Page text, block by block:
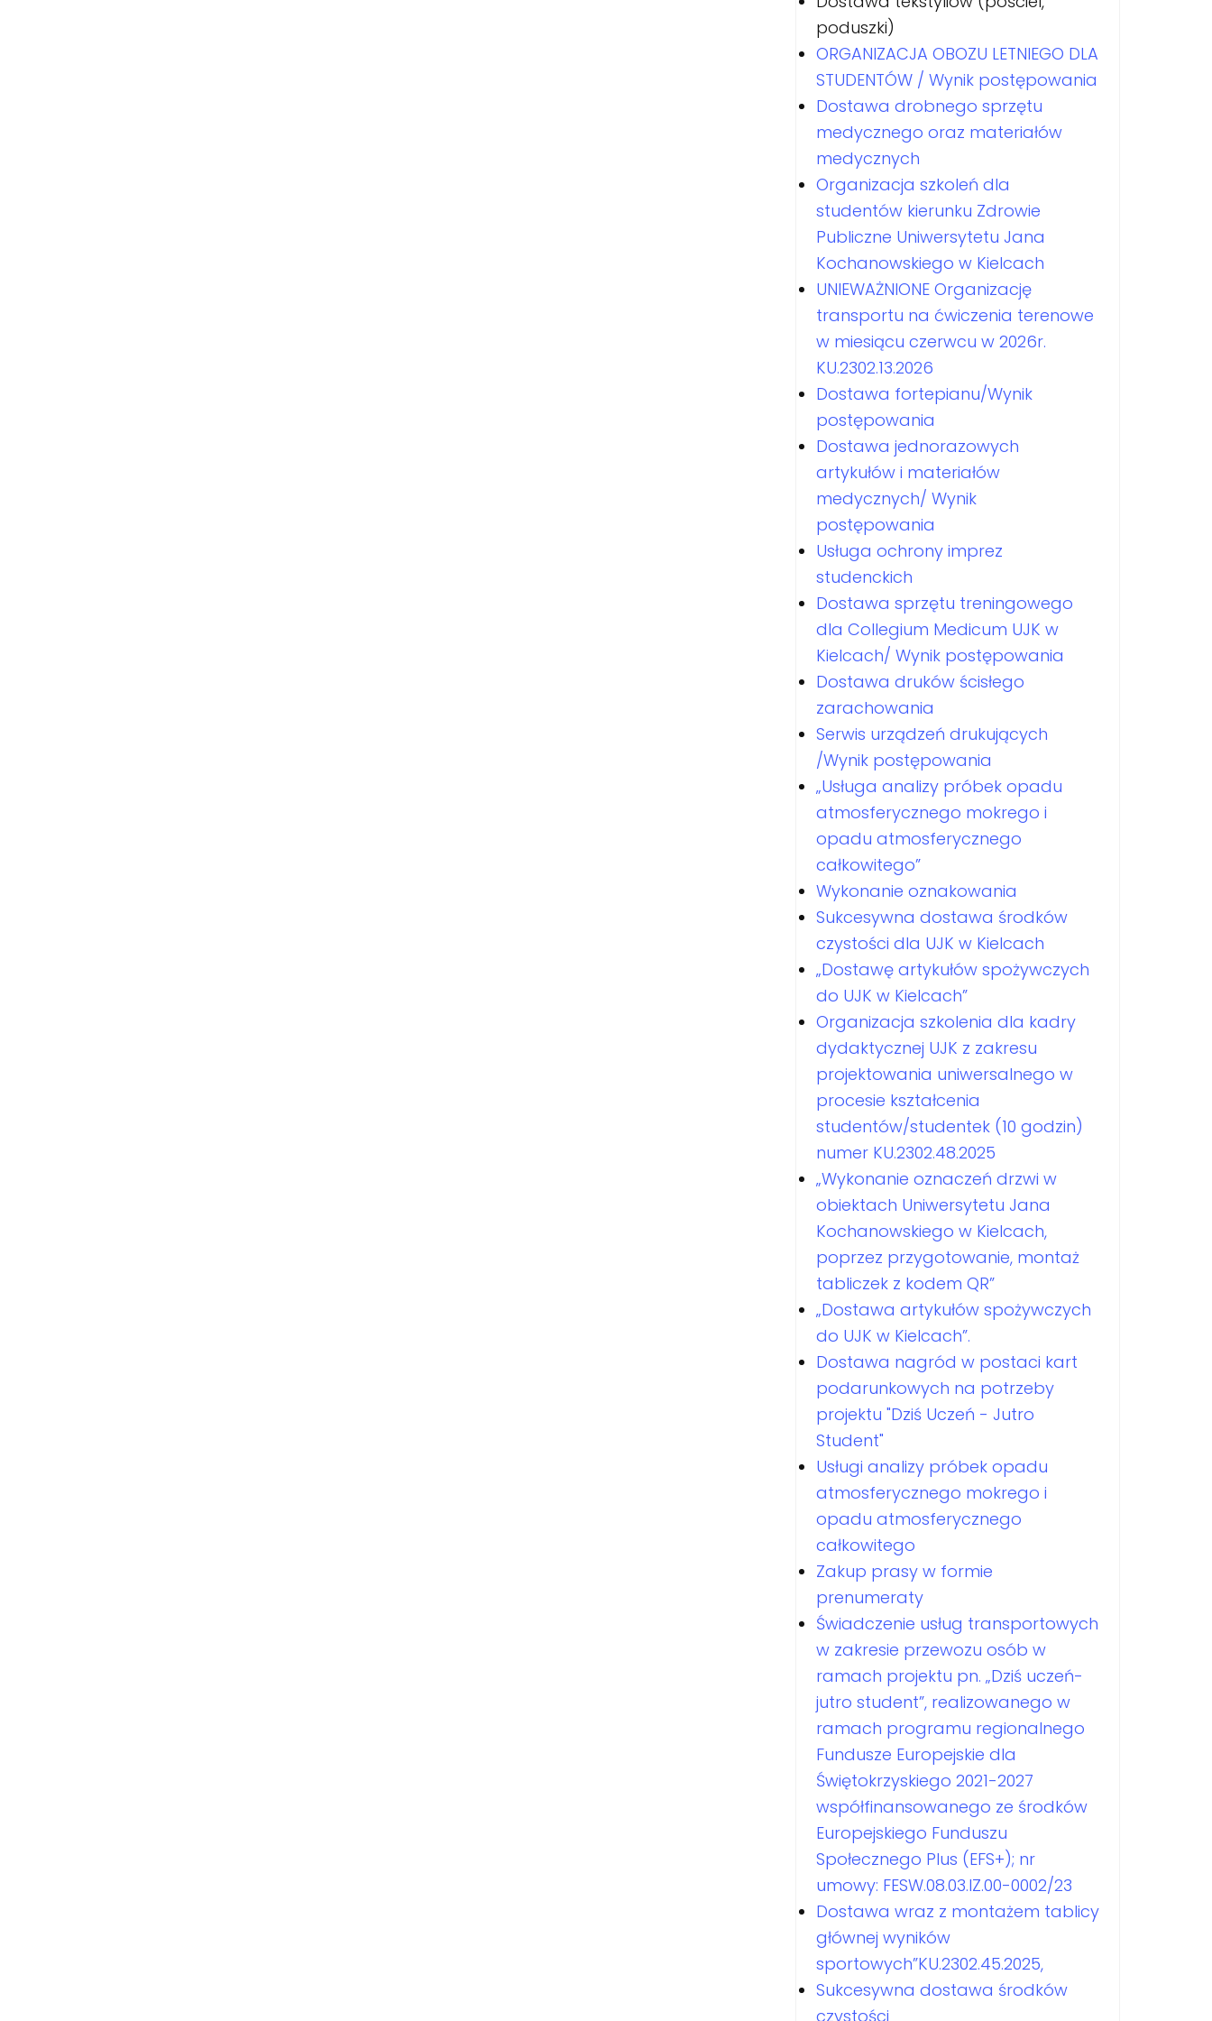
poduszki)
ORGANIZACJA OBOZU LETNIEGO DLA
STUDENTÓW / Wynik postępowania
Dostawa drobnego sprzętu
medycznego oraz materiałów
medycznych
Organizacja szkoleń dla
studentów kierunku Zdrowie
Publiczne Uniwersytetu Jana
Kochanowskiego w Kielcach
UNIEWAŻNIONE Organizację
transportu na ćwiczenia terenowe
w miesiącu czerwcu w 2026r.
KU.2302.13.2026
Dostawa fortepianu/Wynik
postępowania
Dostawa jednorazowych
artykułów i materiałów
medycznych/ Wynik
postępowania
Usługa ochrony imprez
studenckich
Dostawa sprzętu treningowego
dla Collegium Medicum UJK w
Kielcach/ Wynik postępowania
Dostawa druków ścisłego
zarachowania
Serwis urządzeń drukujących
/Wynik postępowania
„Usługa analizy próbek opadu
atmosferycznego mokrego i
opadu atmosferycznego
całkowitego”
Wykonanie oznakowania
Sukcesywna dostawa środków
czystości dla UJK w Kielcach
„Dostawę artykułów spożywczych
do UJK w Kielcach”
Organizacja szkolenia dla kadry
dydaktycznej UJK z zakresu
projektowania uniwersalnego w
procesie kształcenia
studentów/studentek (10 godzin)
numer KU.2302.48.2025
„Wykonanie oznaczeń drzwi w
obiektach Uniwersytetu Jana
Kochanowskiego w Kielcach,
poprzez przygotowanie, montaż
tabliczek z kodem QR”
„Dostawa artykułów spożywczych
do UJK w Kielcach”.
Dostawa nagród w postaci kart
podarunkowych na potrzeby
projektu "Dziś Uczeń - Jutro
Student"
Usługi analizy próbek opadu
atmosferycznego mokrego i
opadu atmosferycznego
całkowitego
Zakup prasy w formie
prenumeraty
Świadczenie usług transportowych
w zakresie przewozu osób w
ramach projektu pn. „Dziś uczeń-
jutro student”, realizowanego w
ramach programu regionalnego
Fundusze Europejskie dla
Świętokrzyskiego 2021-2027
współfinansowanego ze środków
Europejskiego Funduszu
Społecznego Plus (EFS+); nr
umowy: FESW.08.03.IZ.00-0002/23
Dostawa wraz z montażem tablicy
głównej wyników
sportowych”KU.2302.45.2025,
Sukcesywna dostawa środków
czystości